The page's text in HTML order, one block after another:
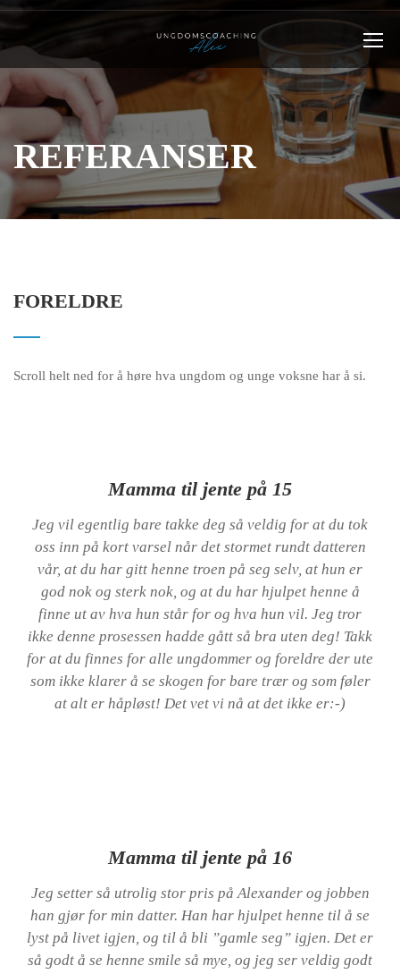
REFERANSER
FORELDRE
Scroll helt ned for å høre hva ungdom og unge voksne har å si.
Mamma til jente på 15
Jeg vil egentlig bare takke deg så veldig for at du tok
oss inn på kort varsel når det stormet rundt datteren
vår, at du har gitt henne troen på seg selv, at hun er
god nok og sterk nok, og at du har hjulpet henne å
finne ut av hva hun står for og hva hun vil. Jeg tror
ikke denne prosessen hadde gått så bra uten deg! Takk
for at du finnes for alle ungdommer og foreldre der ute
som ikke klarer å se skogen for bare trær og som føler
at alt er håpløst! Det vet vi nå at det ikke er:-)
Mamma til jente på 16
Jeg setter så utrolig stor pris på Alexander og jobben
han gjør for min datter. Han har hjulpet henne til å se
lyst på livet igjen, og til å bli ”gamle seg” igjen. Det er
så godt å se henne smile så mye, og jeg ser veldig godt